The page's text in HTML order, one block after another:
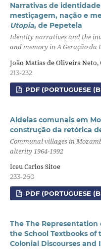
Narrativas de
mestiçagem, nação e
Utopia, de Pepetela
Identity narratives and the
and memory in A Geração da
João Matias de Oliveira
213-232
PDF (PORTUGUESE
Aldeias comunais em
construção da retórica
Communal villages in
alterity 1964-1992
Iceu Carlos Sitoe
233-260
PDF (PORTUGUESE
The The
the School Textbooks of
Colonial Discourses